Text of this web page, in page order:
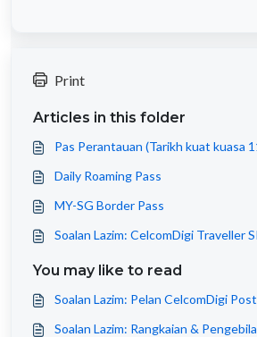
Print
Articles in this folder
Pas Perantauan (Tarikh kuat kuasa
Daily Roaming Pass
MY-SG Border Pass
Soalan Lazim: CelcomDigi Traveller
You may like to read
Soalan Lazim: Pelan CelcomDigi
Soalan Lazim: Rangkaian &